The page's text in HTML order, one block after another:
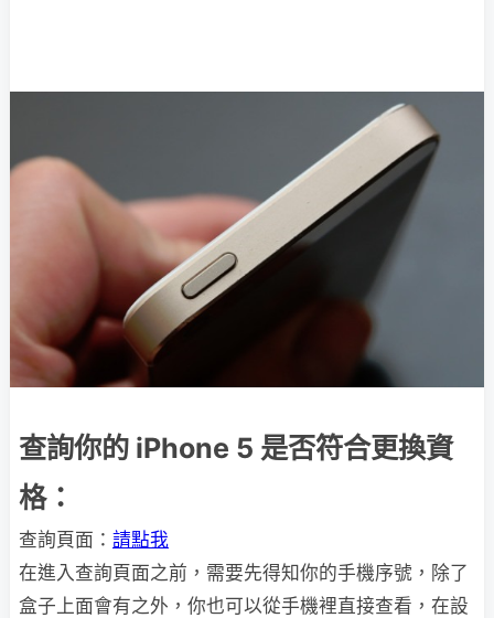
查詢你的 iPhone 5 是否符合更換資
格：
查詢頁面： 請點我
在進入查詢頁面之前，需要先得知你的手機序號，除了
盒子上面會有之外，你也可以從手機裡直接查看，在設